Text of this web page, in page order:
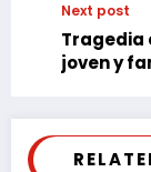
Next post
Tragedia
joven y